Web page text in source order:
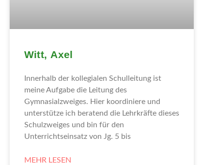
Witt, Axel
Innerhalb der kollegialen Schulleitung ist
meine Aufgabe die Leitung des
Gymnasialzweiges. Hier koordiniere und
unterstütze ich beratend die Lehrkräfte dieses
Schulzweiges und bin für den
Unterrichtseinsatz von Jg. 5 bis
MEHR LESEN